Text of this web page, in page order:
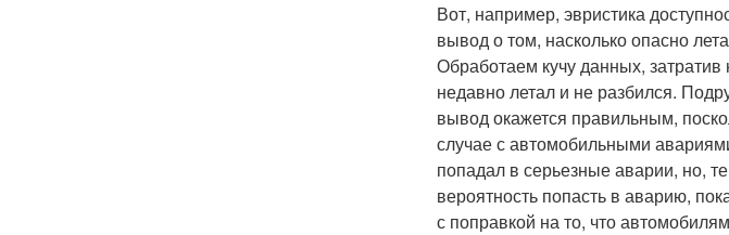
Вот, например, эвристика
вывод о том, насколько опасно
Обработаем кучу данных,
недавно летал и не разбился.
вывод окажется правильным,
случае с автомобильными
попадал в серьезные аварии, но,
вероятность попасть в аварию,
с поправкой на то, что